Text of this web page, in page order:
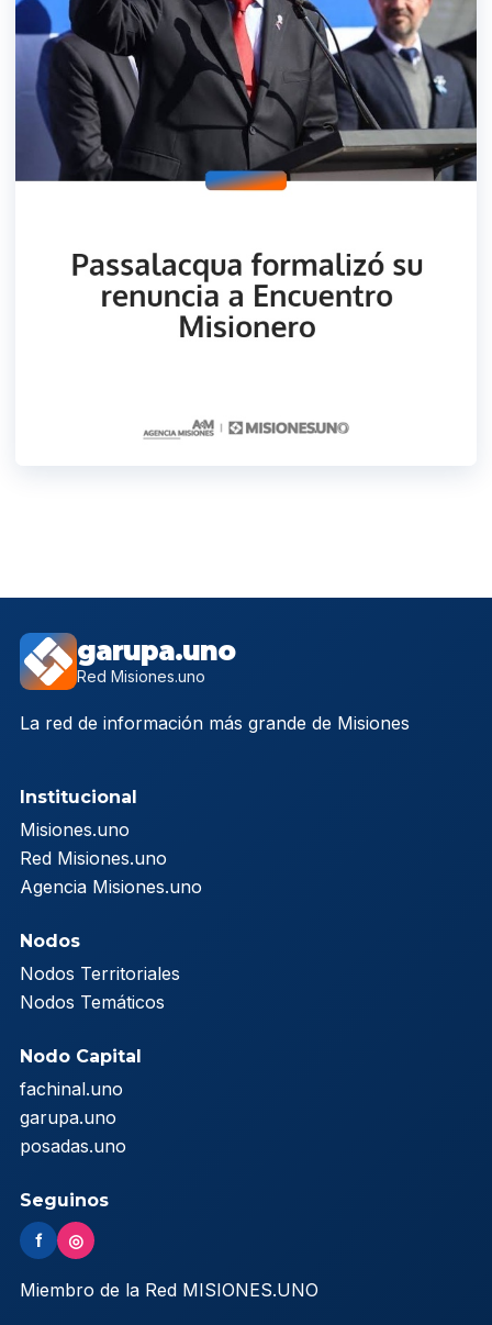
garupa.uno
Red Misiones.uno
La red de información más grande de Misiones
Institucional
Misiones.uno
Red Misiones.uno
Agencia Misiones.uno
Nodos
Nodos Territoriales
Nodos Temáticos
Nodo Capital
fachinal.uno
garupa.uno
posadas.uno
Seguinos
f ◎
Miembro de la Red MISIONES.UNO